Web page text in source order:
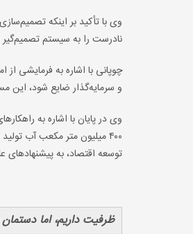
وی با تأکید بر اینکه
نادرست را به سیستم
چوپانی با اشاره به فرمایشی
و سرمایه‌گذار ضایع شود، این
وی در پایان با اشاره به
۴۰۰ میلیون متر مکعب آب
توسعه اقتصاد، به
ظرفیت‌ داریم، اما